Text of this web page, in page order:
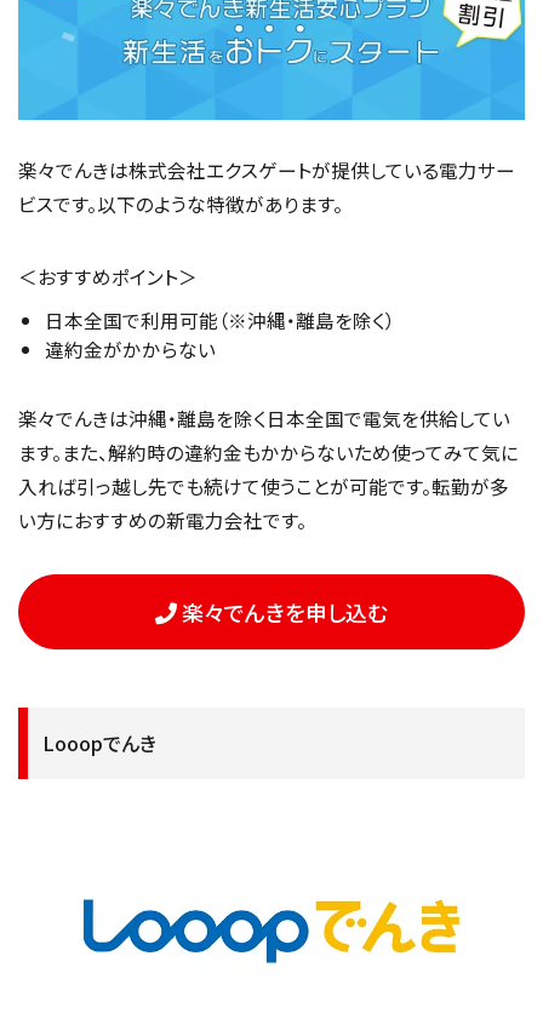
楽々でんきは株式会社エクスゲートが提供している電力サー
ビスです。以下のような特徴があります。
＜おすすめポイント＞
日本全国で利用可能（※沖縄・離島を除く）
違約金がかからない
楽々でんきは沖縄・離島を除く日本全国で電気を供給してい
ます。また、解約時の違約金もかからないため使ってみて気に
入れば引っ越し先でも続けて使うことが可能です。転勤が多
い方におすすめの新電力会社です。
楽々でんきを申し込む
Looopでんき